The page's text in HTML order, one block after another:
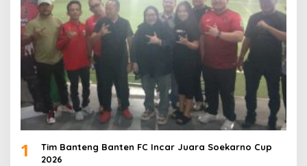
1
Tim Banteng Banten FC Incar Juara Soekarno Cup
2026